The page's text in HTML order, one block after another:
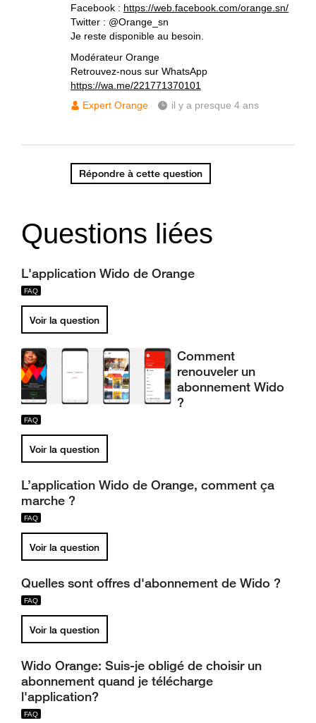
Facebook : https://web.facebook.com/orange.sn/
Twitter : @Orange_sn
Je reste disponible au besoin.
Modérateur Orange
Retrouvez-nous sur WhatsApp
https://wa.me/221771370101
Expert Orange
il y a presque 4 ans
Répondre à cette question
Questions liées
L'application Wido de Orange
Voir la question
Comment
renouveler un
abonnement Wido
?
Voir la question
L’application Wido de Orange, comment ça
marche ?
Voir la question
Quelles sont offres d'abonnement de Wido ?
Voir la question
Wido Orange: Suis-je obligé de choisir un
abonnement quand je télécharge
l'application?